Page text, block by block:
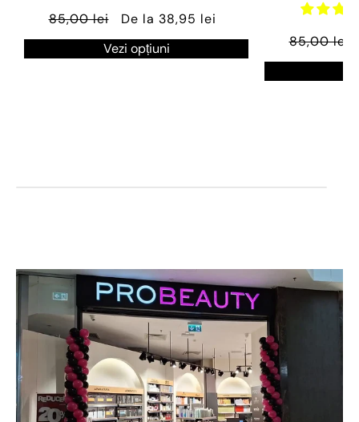
85,00 lei
De la 38,95 lei
Vezi opțiuni
85,00 lei